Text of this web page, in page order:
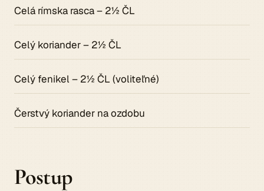
Celá rímska rasca – 2½ ČL
Celý koriander – 2½ ČL
Celý fenikel – 2½ ČL (voliteľné)
Čerstvý koriander na ozdobu
Postup